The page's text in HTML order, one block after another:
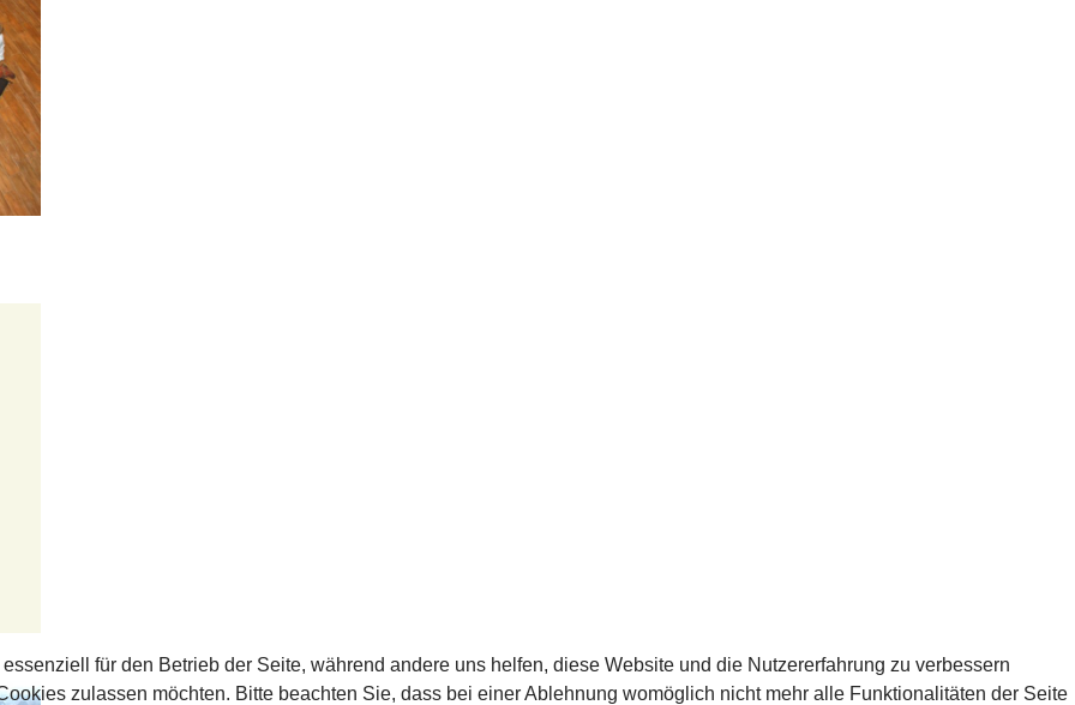
für den Betrieb der Seite, während andere uns helfen, diese Website und die Nutzererfahrung zu verbessern
zulassen möchten. Bitte beachten Sie, dass bei einer Ablehnung womöglich nicht mehr alle Funktionalitäten der Seite